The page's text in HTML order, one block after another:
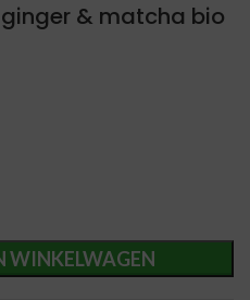
& matcha bio
WINKELWAGEN